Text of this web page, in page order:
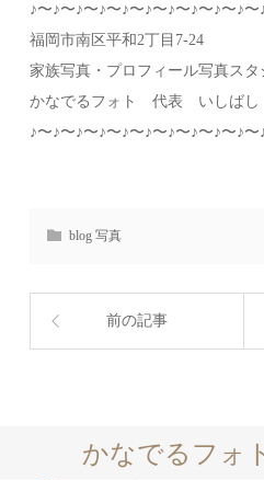
♪〜♪〜♪〜♪〜♪〜♪〜♪〜♪〜♪〜♪
福岡市南区平和2丁目7-24
家族写真・プロフィール写真スタ
かなでるフォト 代表 いしばし
♪〜♪〜♪〜♪〜♪〜♪〜♪〜♪〜♪〜♪
blog 写真
前の記事
かなでるフォ